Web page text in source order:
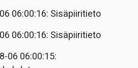
06:00:16: Sisäpiiritieto
06:00:16: Sisäpiiritieto
06 06:00:15: